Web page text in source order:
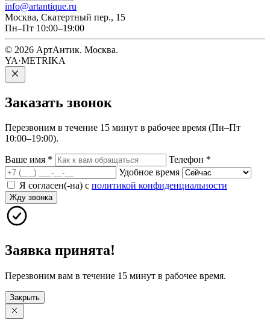
info@artantique.ru
Москва, Скатертный пер., 15
Пн–Пт 10:00–19:00
© 2026 АртАнтик. Москва.
YA·METRIKA
Заказать звонок
Перезвоним в течение 15 минут в рабочее время (Пн–Пт
10:00–19:00).
Ваше имя * Телефон *
Удобное время
Я согласен(-на) с политикой конфиденциальности
Жду звонка
Заявка принята!
Перезвоним вам в течение 15 минут в рабочее время.
Закрыть